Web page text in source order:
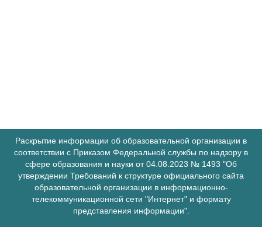
Раскрытие информации об образовательной организации в
соответствии с Приказом Федеральной службы по надзору в
сфере образования и науки от 04.08.2023 № 1493 "Об
утверждении Требований к структуре официального сайта
образовательной организации в информационно-
телекоммуникационной сети "Интернет" и формату
представления информации".